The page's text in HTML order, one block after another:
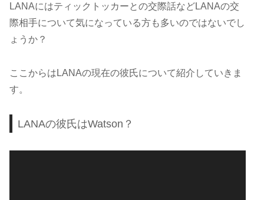
LANAにはティックトッカーとの交際話などLANAの交
際相手について気になっている方も多いのではないでし
ょうか？
ここからはLANAの現在の彼氏について紹介していきま
す。
LANAの彼氏はWatson？